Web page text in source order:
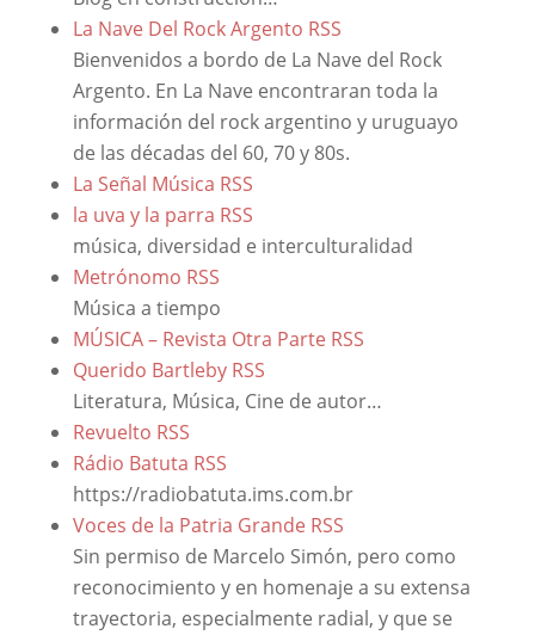
La Nave Del Rock Argento RSS
Bienvenidos a bordo de La Nave del Rock
Argento. En La Nave encontraran toda la
información del rock argentino y uruguayo
de las décadas del 60, 70 y 80s.
La Señal Música RSS
la uva y la parra RSS
música, diversidad e interculturalidad
Metrónomo RSS
Música a tiempo
MÚSICA – Revista Otra Parte RSS
Querido Bartleby RSS
Literatura, Música, Cine de autor…
Revuelto RSS
Rádio Batuta RSS
https://radiobatuta.ims.com.br
Voces de la Patria Grande RSS
Sin permiso de Marcelo Simón, pero como
reconocimiento y en homenaje a su extensa
trayectoria, especialmente radial, y que se